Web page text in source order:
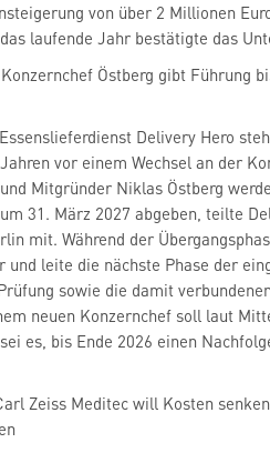
von über 2 Millionen
laufende Jahr bestätigte das
Östberg gibt Führung
Delivery Hero
vor einem Wechsel an der
Mitgründer Niklas Östberg
31. März 2027 abgeben, teilte
mit. Während der
und leite die nächste Phase der
sowie die damit
neuen Konzernchef soll laut
es, bis Ende 2026 einen
Zeiss Meditec will Kosten